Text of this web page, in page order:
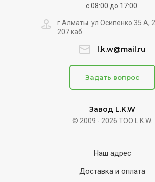
Завод L.K.W
© 2009 - 2026 ТОО L.K.W.
с 08:00 до 17:00
г Алматы. ул Осипенко 35 А,
207 каб
l.k.w@mail.ru
Задать вопрос
Наш адрес
Доставка и оплата